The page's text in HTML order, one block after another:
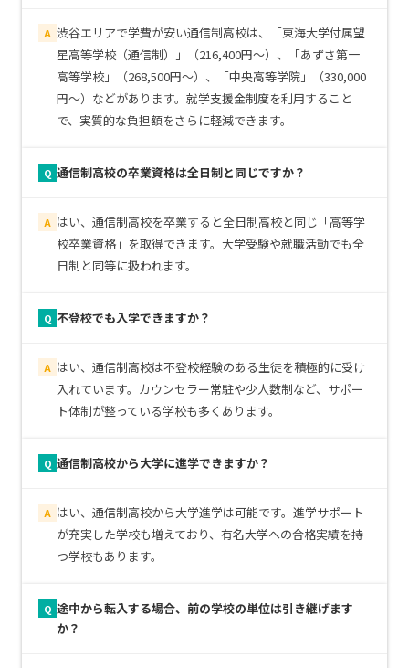
A 渋谷エリアで学費が安い通信制高校は、「東海大学付属望
星高等学校（通信制）」（216,400円～）、「あずさ第一
高等学校」（268,500円～）、「中央高等学院」（330,000
円～）などがあります。就学支援金制度を利用すること
で、実質的な負担額をさらに軽減できます。
Q 通信制高校の卒業資格は全日制と同じですか？
A はい、通信制高校を卒業すると全日制高校と同じ「高等学
校卒業資格」を取得できます。大学受験や就職活動でも全
日制と同等に扱われます。
Q 不登校でも入学できますか？
A はい、通信制高校は不登校経験のある生徒を積極的に受け
入れています。カウンセラー常駐や少人数制など、サポー
ト体制が整っている学校も多くあります。
Q 通信制高校から大学に進学できますか？
A はい、通信制高校から大学進学は可能です。進学サポート
が充実した学校も増えており、有名大学への合格実績を持
つ学校もあります。
Q 途中から転入する場合、前の学校の単位は引き継げます
か？